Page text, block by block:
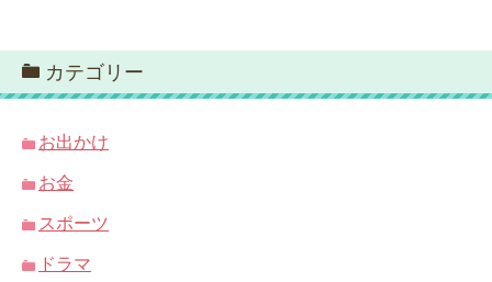
カテゴリー
お出かけ
お金
スポーツ
ドラマ